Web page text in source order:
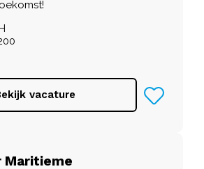
vacature
Maritieme